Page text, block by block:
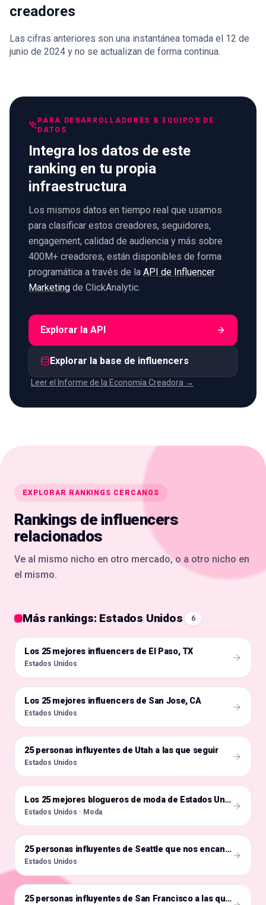
creadores
Las cifras anteriores son una instantánea tomada el 12 de
junio de 2024 y no se actualizan de forma continua.
PARA DESARROLLADORES & EQUIPOS DE
DATOS
Integra los datos de este
ranking en tu propia
infraestructura
Los mismos datos en tiempo real que usamos
para clasificar estos creadores, seguidores,
engagement, calidad de audiencia y más sobre
400M+ creadores, están disponibles de forma
programática a través de la API de Influencer
Marketing de ClickAnalytic.
Explorar la API
Explorar la base de influencers
Leer el Informe de la Economía Creadora →
EXPLORAR RANKINGS CERCANOS
Rankings de influencers
relacionados
Ve al mismo nicho en otro mercado, o a otro nicho en
el mismo.
Más rankings: Estados Unidos 6
🇺🇸
Los 25 mejores influencers de El Paso, TX
Estados Unidos
🇺🇸
Los 25 mejores influencers de San Jose, CA
Estados Unidos
🇺🇸
25 personas influyentes de Utah a las que seguir
Estados Unidos
🇺🇸 Los 25 mejores blogueros de moda de Estados Unidos
Estados Unidos · Moda
🇺🇸 25 personas influyentes de Seattle que nos encantan
Estados Unidos
🇺🇸 25 personas influyentes de San Francisco a las que seguir